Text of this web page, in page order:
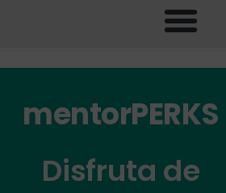
mentorPERKS
Disfruta de